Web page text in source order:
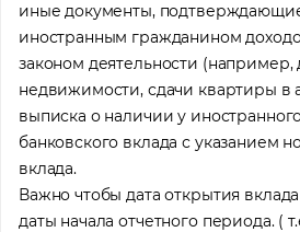
иные документы,
иностранным гражданином
законом деятельности
недвижимости, сдачи квартиры в
выписка о наличии у
банковского вклада с указанием
вклада.
Важно чтобы дата открытия
даты начала отчетного периода. (
в трудоустройстве
заявку и мы подберем вам
в интересующей вас
Профессия